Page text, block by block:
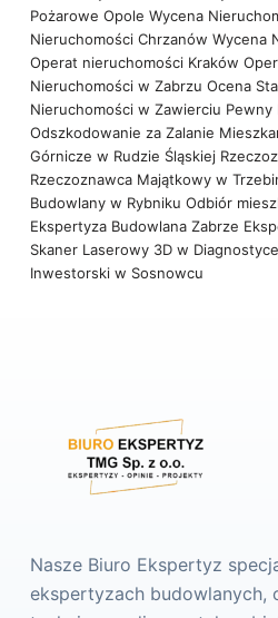
Pożarowe Opole Wycena
Nieruchomości Chrzanów Wycena
Operat nieruchomości Kraków
Nieruchomości w Zabrzu Ocena
Nieruchomości w Zawierciu Pewny
Odszkodowanie za Zalanie
Górnicze w Rudzie Śląskiej
Rzeczoznawca Majątkowy w
Budowlany w Rybniku Odbiór
Ekspertyza Budowlana Zabrze
Skaner Laserowy 3D w
Inwestorski w Sosnowcu
Nasze Biuro Ekspertyz
ekspertyzach budowlanych,